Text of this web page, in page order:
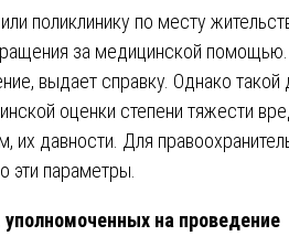
поликлинику по месту
за медицинской
выдает справку. Однако такой
оценки степени тяжести
их давности. Для
эти параметры.
на проведение